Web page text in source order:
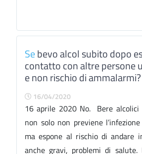
Sebevo alcol subito dopo
contatto con altre persone
e non rischio di ammalarmi?
16/04/2020
16 aprile 2020 No. Bere alcolici
non solo non previene
ma espone al rischio di andare
anche gravi, problemi di salute.